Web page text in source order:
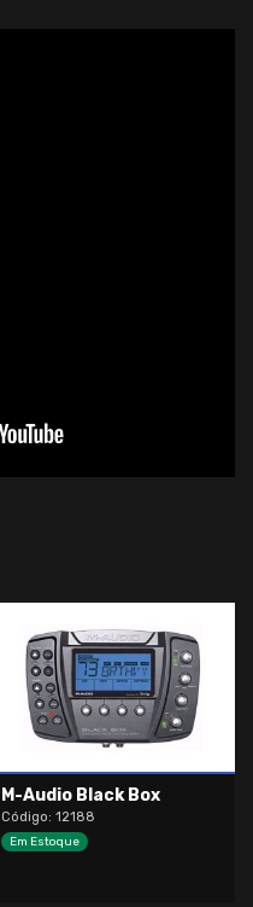
M-Audio Black Box
Código: 12188
Em Estoque